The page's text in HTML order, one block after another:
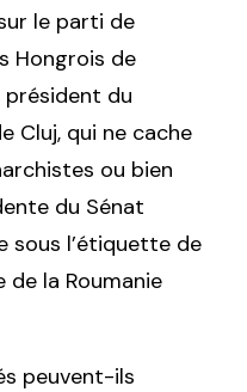
le parti de
Hongrois de
président du
Cluj, qui ne cache
ou bien
du Sénat
sous l’étiquette de
de la Roumanie
peuvent-ils